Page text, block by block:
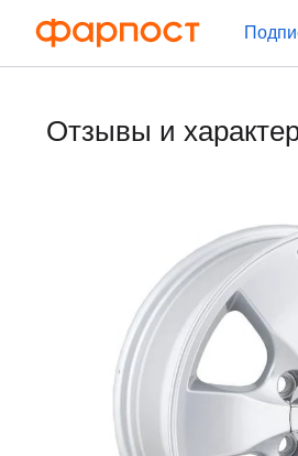
Отзывы и